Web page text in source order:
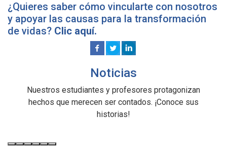
¿Quieres saber cómo vincularte con nosotros
y apoyar las causas para la transformación
de vidas? Clic aquí.
Noticias
Nuestros estudiantes y profesores protagonizan
hechos que merecen ser contados. ¡Conoce sus
historias!